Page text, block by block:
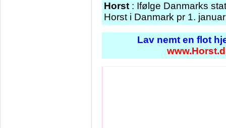
Horst : Ifølge Danmarks
Horst i Danmark pr 1.
Lav nemt en flot